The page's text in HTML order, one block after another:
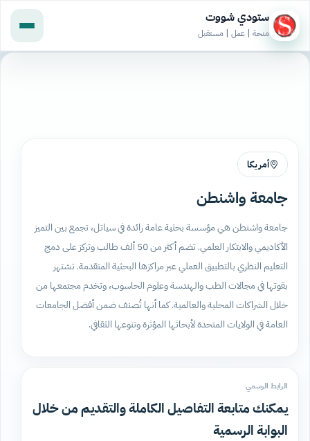
ستودي شووت
منحة | عمل | مستقبل
أمريكا
جامعة واشنطن
جامعة واشنطن هي مؤسسة بحثية عامة رائدة في سياتل، تجمع بين التميز
الأكاديمي والابتكار العلمي. تضم أكثر من 50 ألف طالب وتركز على دمج
التعليم النظري بالتطبيق العملي عبر مراكزها البحثية المتقدمة. تشتهر
بقوتها في مجالات الطب والهندسة وعلوم الحاسوب، وتخدم مجتمعها من
خلال الشراكات المحلية والعالمية. كما أنها تُصنف ضمن أفضل الجامعات
العامة في الولايات المتحدة لأبحاثها المؤثرة وتنوعها الثقافي.
الرابط الرسمي
يمكنك متابعة التفاصيل الكاملة والتقديم من خلال
البوابة الرسمية